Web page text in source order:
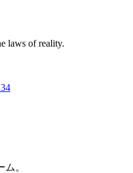
laws of reality.
。